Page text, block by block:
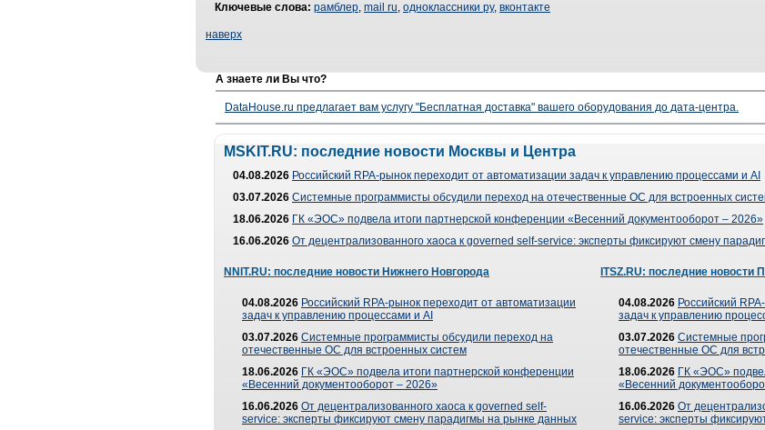
Ключевые слова: рамблер, mail ru, одноклассники ру, вконтакте
наверх
А знаете ли Вы что?
DataHouse.ru предлагает вам услугу "Бесплатная доставка" вашего оборудования до дата-центра.
MSKIT.RU: последние новости Москвы и Центра
04.08.2026 Российский RPA-рынок переходит от автоматизации задач к управлению процессами и AI
03.07.2026 Системные программисты обсудили переход на отечественные ОС для встроенных
18.06.2026 ГК «ЭОС» подвела итоги партнерской конференции «Весенний документооборот – 2026»
16.06.2026 От децентрализованного хаоса к governed self-service: эксперты фиксируют смену
NNIT.RU: последние новости Нижнего Новгорода
04.08.2026 Российский RPA-рынок переходит от автоматизации
задач к управлению процессами и AI
03.07.2026 Системные программисты обсудили переход на
отечественные ОС для встроенных систем
18.06.2026 ГК «ЭОС» подвела итоги партнерской конференции
«Весенний документооборот – 2026»
16.06.2026 От децентрализованного хаоса к governed self-
service: эксперты фиксируют смену парадигмы на рынке данных
ITSZ.RU: последние новости
04.08.2026 Российский
задач к управлению
03.07.2026 Системные
отечественные ОС для
18.06.2026 ГК «ЭОС»
«Весенний
16.06.2026 От
service: эксперты